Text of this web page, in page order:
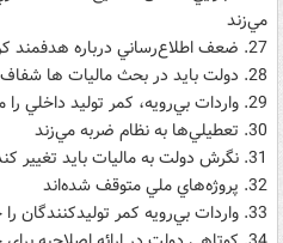
مي‌زند
27. ضعف اطلاع‌رساني درباره هدفمند کردن يارانه‌ها
28. دولت بايد در بحث ماليات ها شفاف سازي کند
29. واردات بي‌رويه، کمر توليد داخلي را مي‌شکند
30. تعطيلي‌ها به نظام ضربه مي‌زند
31. نگرش دولت به ماليات بايد تغيير کند
32. پروژه‌هاي ملي متوقف شده‌اند
33. واردات بي‌رويه کمر توليدکنندگان را خرد کرده است